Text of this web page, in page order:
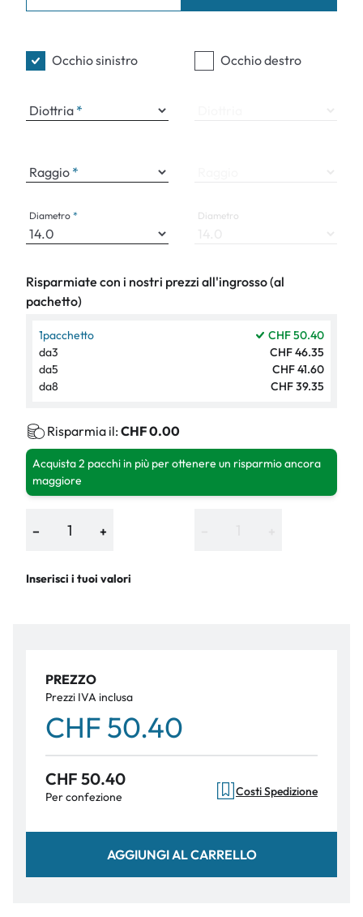
Occhio sinistro
Diottria
Raggio
Diametro
Occhio destro
Diametro
Risparmiate con i nostri prezzi all'ingrosso (al
pachetto)
1pacchetto
CHF 50.40
da3
CHF 46.35
da5
CHF 41.60
da8 CHF 39.35
Risparmia il: CHF 0.00
Acquista 2 pacchi in più per ottenere un risparmio ancora
maggiore
− +
Inserisci i tuoi valori
PREZZO
Prezzi IVA inclusa
CHF 50.40
CHF 50.40
Per confezione Costi Spedizione
AGGIUNGI AL CARRELLO